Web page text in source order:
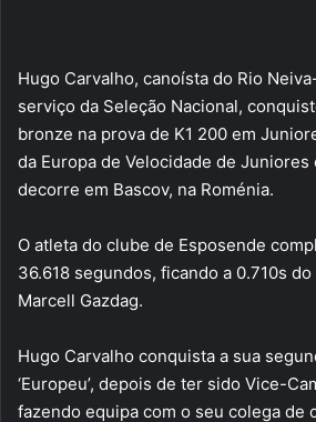
Hugo Carvalho, canoísta do Rio
serviço da Seleção Nacional,
bronze na prova de K1 200 em
da Europa de Velocidade de Juniores
decorre em Bascov, na Roménia.
O atleta do clube de Esposende
36.618 segundos, ficando a 0.710s
Marcell Gazdag.
Hugo Carvalho conquista a sua
‘Europeu’, depois de ter sido Vice-
fazendo equipa com o seu colega de